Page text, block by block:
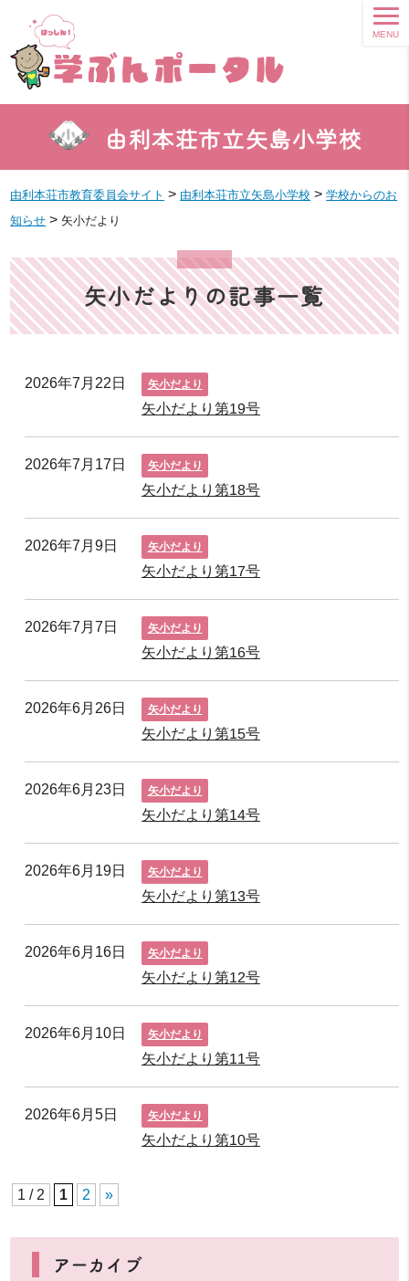
由利本荘市立矢島小学校
MENU
由利本荘市教育委員会サイト > 由利本荘市立矢島小学校 >学校からのお
知らせ > 矢小だより
矢小だよりの記事一覧
2026年7月22日 矢小だより
矢小だより第19号
2026年7月17日 矢小だより
矢小だより第18号
2026年7月9日 矢小だより
矢小だより第17号
2026年7月7日 矢小だより
矢小だより第16号
2026年6月26日 矢小だより
矢小だより第15号
2026年6月23日 矢小だより
矢小だより第14号
2026年6月19日 矢小だより
矢小だより第13号
2026年6月16日 矢小だより
矢小だより第12号
2026年6月10日 矢小だより
矢小だより第11号
2026年6月5日 矢小だより
矢小だより第10号
1 / 2 1 2 »
アーカイブ